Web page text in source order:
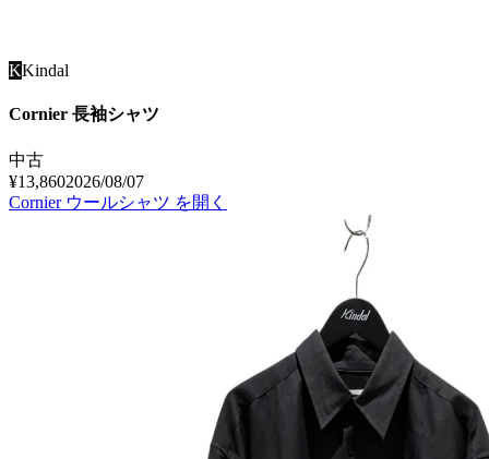
KKindal
Cornier 長袖シャツ
中古
¥13,8602026/08/07
Cornier ウールシャツ を開く